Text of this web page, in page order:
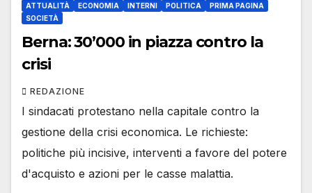
ATTUALITÀ ECONOMIA INTERNI POLITICA
PRIMA PAGINA
SOCIETÀ
Berna: 30’000 in piazza contro la
crisi
REDAZIONE
I sindacati protestano nella capitale contro la
gestione della crisi economica. Le richieste:
politiche più incisive, interventi a favore del potere
d'acquisto e azioni per le casse malattia.